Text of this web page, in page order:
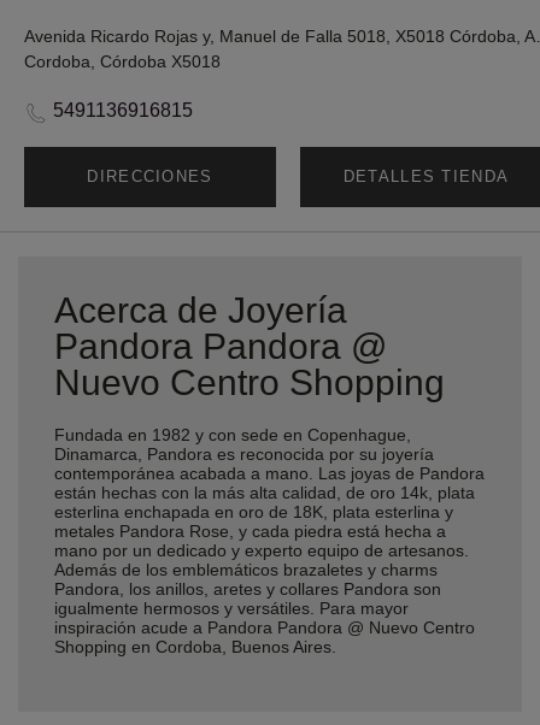
Cordoba, Córdoba X5018
5491136916815
DIRECCIONES DETALLES TIENDA
Acerca de Joyería
Pandora Pandora @
Nuevo Centro Shopping
Fundada en 1982 y con sede en Copenhague,
Dinamarca, Pandora es reconocida por su joyería
contemporánea acabada a mano. Las joyas de Pandora
están hechas con la más alta calidad, de oro 14k, plata
esterlina enchapada en oro de 18K, plata esterlina y
metales Pandora Rose, y cada piedra está hecha a
mano por un dedicado y experto equipo de artesanos.
Además de los emblemáticos brazaletes y charms
Pandora, los anillos, aretes y collares Pandora son
igualmente hermosos y versátiles. Para mayor
inspiración acude a Pandora Pandora @ Nuevo Centro
Shopping en Cordoba, Buenos Aires.